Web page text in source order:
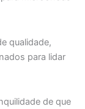
qualidade,
para lidar
de que